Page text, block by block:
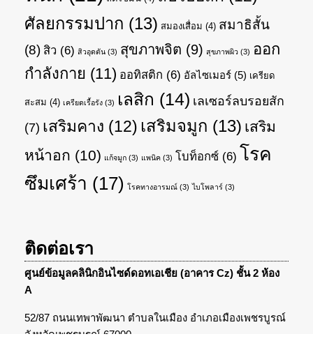
ศัลยกรรมปาก (13) สมองเสื่อม (4) สมาธิสั้น
(8) สิว (6) สิวอุดตัน (3) สุขภาพจิต (9) สุขภาพผิว (3) ออก
กำลังกาย (11) ออทิสติก (6) อัลไซเมอร์ (5) เครียด
สะสม (4) เครียดเรื้อรัง (3) เลสิก (14) เลเซอร์ลบรอยสัก
(7) เสริมคาง (12) เสริมจมูก (13) เสริม
หน้าอก (10) แก้จมูก (3) แพนิค (3) โบท็อกซ์ (6) โรค
ซึมเศร้า (17) โรคทางอารมณ์ (3) ไบโพลาร์ (3)
ติดต่อเรา
ศูนย์ข้อมูลคลินิกอินไซด์ดอทเอเชีย (อาคาร Cz) ชั้น 2 ห้อง
A
52/87 ถนนเทพาพัฒนา ตำบลในเมือง อำเภอเมืองเพชรบูรณ์
จังหวัดเพชรบูรณ์ 67000